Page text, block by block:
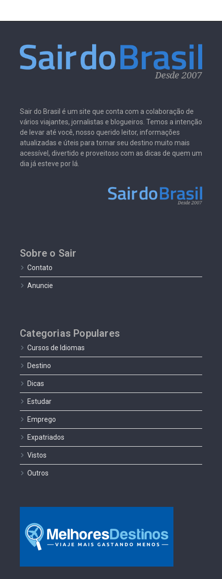
Sair do Brasil é um site que conta com a colaboração de
vários viajantes, jornalistas e blogueiros. Temos a intenção
de levar até você, nosso querido leitor, informações
atualizadas e úteis para tornar seu destino muito mais
acessível, divertido e proveitoso com as dicas de quem um
dia já esteve por lá.
Sobre o Sair
Contato
Anuncie
Categorias Populares
Cursos de Idiomas
Destino
Dicas
Estudar
Emprego
Expatriados
Vistos
Outros